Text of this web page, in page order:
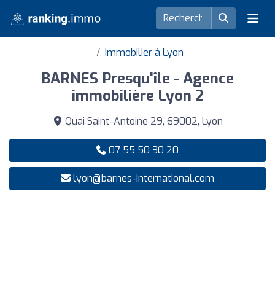
Immobilier à Lyon
BARNES Presqu'île - Agence
immobilière Lyon 2
Quai Saint-Antoine 29, 69002, Lyon
07 55 50 30 20
lyon@barnes-international.com